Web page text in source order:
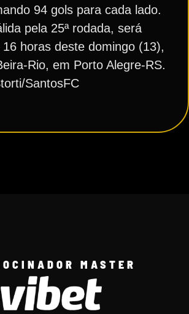
94 gols para cada lado.
pela 25ª rodada, será
horas deste domingo (13),
Rio, em Porto Alegre-RS.
SantosFC
MASTER